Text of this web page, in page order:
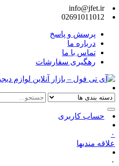
info@jfet.ir
02691011012
پرسش و پاسخ
درباره ما
تماس با ما
رهگیری سفارشات
حساب کاربری
۰
علاقه مندیها
۰